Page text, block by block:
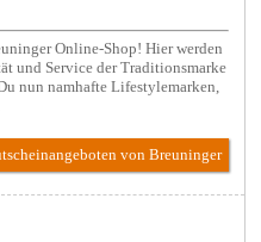
Online-Shop! Hier werden
und Service der Traditionsmarke
nun namhafte Lifestylemarken,
von Breuninger